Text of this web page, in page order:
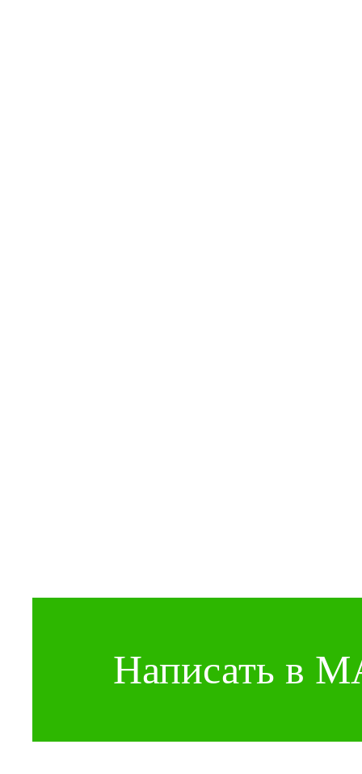
Написать в